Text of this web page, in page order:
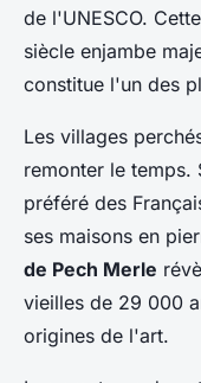
de l'UNESCO.
siècle enjambe
constitue l'un des
Les villages
remonter le
préféré des
ses maisons en
de Pech Merle
vieilles de 29 000
origines de l'art.